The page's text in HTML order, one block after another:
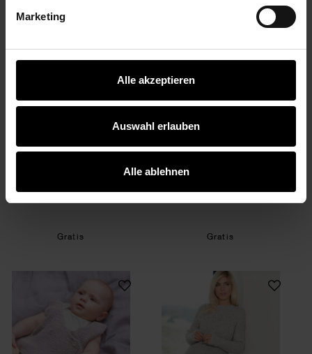
Marketing
Alle akzeptieren
Auswahl erlauben
Alle ablehnen
Strickanleitung Spüllappen
Gratis
Strickanleitung Shirt aus
Gratis
Strickanleitung Weste aus Baby Cotton Soft dk
Strickanleitung